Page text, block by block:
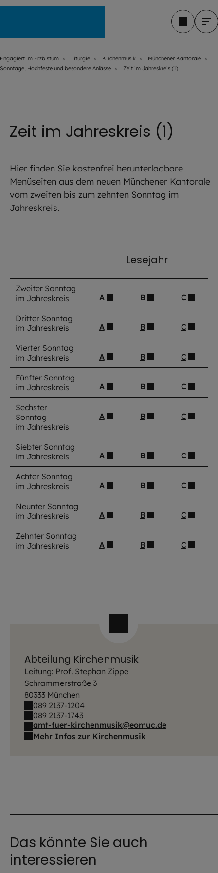
Engagiert im Erzbistum Liturgie Kirchenmusik
Münchener Kantorale
Sonntage, Hochfeste und besondere Anlässe
Zeit im Jahreskreis (1)
Zeit im Jahreskreis (1)
Hier finden Sie kostenfrei herunterladbare
Menüseiten aus dem neuen Münchener Kantorale
vom zweiten bis zum zehnten Sonntag im
Jahreskreis.
Lesejahr
Zweiter Sonntag
im Jahreskreis
A B C
Dritter Sonntag
im Jahreskreis
A B C
Vierter Sonntag
im Jahreskreis
A B C
Fünfter Sonntag
im Jahreskreis
A B C
Sechster
Sonntag
im Jahreskreis
A B C
Siebter Sonntag
im Jahreskreis
A B C
Achter Sonntag
im Jahreskreis
A B C
Neunter Sonntag
im Jahreskreis
A B C
Zehnter Sonntag
im Jahreskreis
A B C
Abteilung Kirchenmusik
Leitung: Prof. Stephan Zippe
Schrammerstraße 3
80333 München
089 2137-1204
089 2137-1743
amt-fuer-kirchenmusik@eomuc.de
Mehr Infos zur Kirchenmusik
Das könnte Sie auch
interessieren